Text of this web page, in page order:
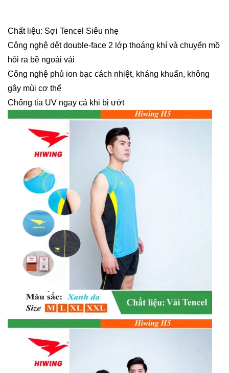
Chất liệu: Sợi Tencel Siêu nhẹ
Công nghệ dệt double-face 2 lớp thoáng khí và chuyển mồ
hôi ra bề ngoài vải
Công nghệ phủ ion bạc cách nhiệt, kháng khuẩn, không
gây mùi cơ thể
Chống tia UV ngay cả khi bị ướt